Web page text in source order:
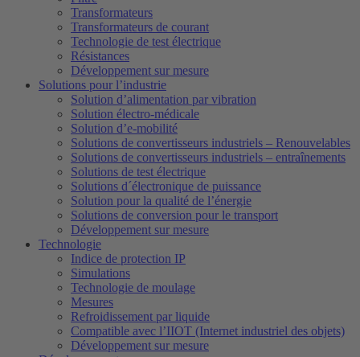
Transformateurs
Transformateurs de courant
Technologie de test électrique
Résistances
Développement sur mesure
Solutions pour l’industrie
Solution d’alimentation par vibration
Solution électro-médicale
Solution d’e-mobilité
Solutions de convertisseurs industriels – Renouvelables
Solutions de convertisseurs industriels – entraînements
Solutions de test électrique
Solutions d´électronique de puissance
Solution pour la qualité de l’énergie
Solutions de conversion pour le transport
Développement sur mesure
Technologie
Indice de protection IP
Simulations
Technologie de moulage
Mesures
Refroidissement par liquide
Compatible avec l’IIOT (Internet industriel des objets)
Développement sur mesure